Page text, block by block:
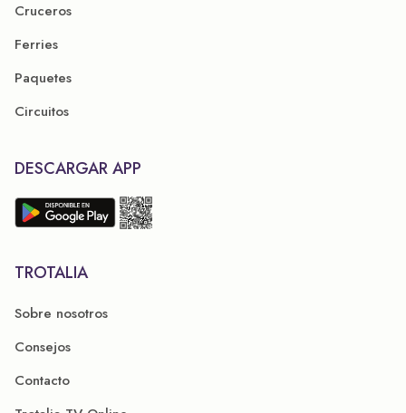
Cruceros
Ferries
Paquetes
Circuitos
DESCARGAR APP
TROTALIA
Sobre nosotros
Consejos
Contacto